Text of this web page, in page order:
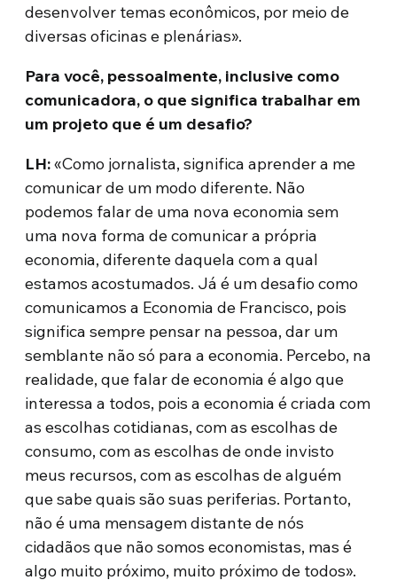
desenvolver temas econômicos, por meio de
diversas oficinas e plenárias».
Para você, pessoalmente, inclusive como
comunicadora, o que significa trabalhar em
um projeto que é um desafio?
LH:«Como jornalista, significa aprender a me
comunicar de um modo diferente. Não
podemos falar de uma nova economia sem
uma nova forma de comunicar a própria
economia, diferente daquela com a qual
estamos acostumados. Já é um desafio como
comunicamos a Economia de Francisco, pois
significa sempre pensar na pessoa, dar um
semblante não só para a economia. Percebo, na
realidade, que falar de economia é algo que
interessa a todos, pois a economia é criada com
as escolhas cotidianas, com as escolhas de
consumo, com as escolhas de onde invisto
meus recursos, com as escolhas de alguém
que sabe quais são suas periferias. Portanto,
não é uma mensagem distante de nós
cidadãos que não somos economistas, mas é
algo muito próximo, muito próximo de todos».